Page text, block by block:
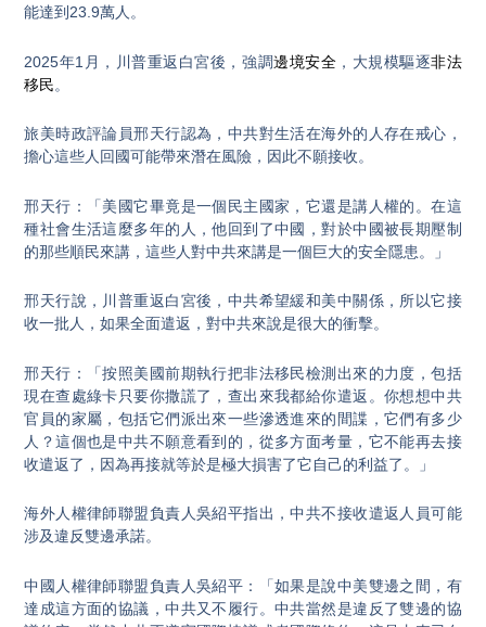
能達到23.9萬人。
2025年1月，川普重返白宮後，強調邊境安全 ，大規模驅逐非法
移民。
旅美時政評論員邢天行認為，中共對生活在海外的人存在戒心，
擔心這些人回國可能帶來潛在風險，因此不願接收。
邢天行：「美國它畢竟是一個民主國家，它還是講人權的。在這
種社會生活這麼多年的人，他回到了中國，對於中國被長期壓制
的那些順民來講，這些人對中共來講是一個巨大的安全隱患。」
邢天行說，川普重返白宮後，中共希望緩和美中關係，所以它接
收一批人，如果全面遣返，對中共來說是很大的衝擊。
邢天行：「按照美國前期執行把非法移民檢測出來的力度，包括
現在查處綠卡只要你撒謊了，查出來我都給你遣返。你想想中共
官員的家屬，包括它們派出來一些滲透進來的間諜，它們有多少
人？這個也是中共不願意看到的，從多方面考量，它不能再去接
收遣返了，因為再接就等於是極大損害了它自己的利益了。」
海外人權律師聯盟負責人吳紹平指出，中共不接收遣返人員可能
涉及違反雙邊承諾。
中國人權律師聯盟負責人吳紹平：「如果是說中美雙邊之間，有
達成這方面的協議，中共又不履行。中共當然是違反了雙邊的協